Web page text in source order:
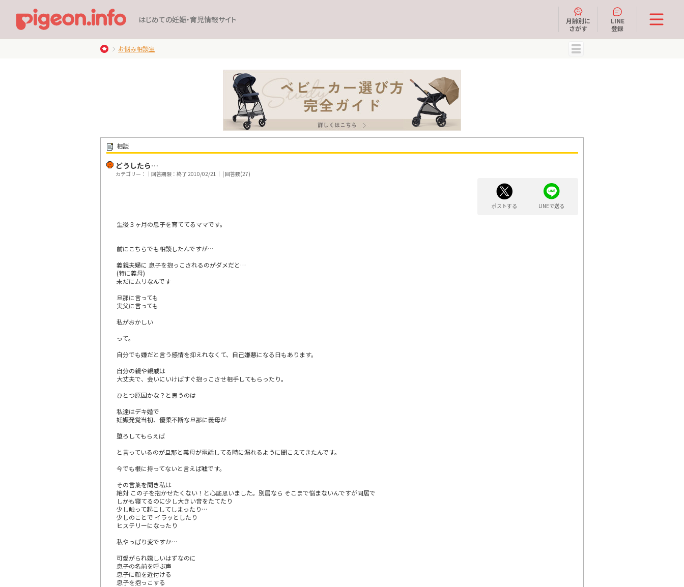
はじめての妊娠・育児情報サイト
月齢別に
さがす
LINE
登録
お悩み相談室
相談
どうしたら…
カテゴリー：｜回答期限：終了 2010/02/21｜ | 回答数(27)
ポストする LINEで送る
生後３ヶ月の息子を育ててるママです。
前にこちらでも相談したんですが…
義親夫婦に 息子を抱っこされるのがダメだと…
(特に義母)
未だにムリなんです
旦那に言っても
実父に言っても
私がおかしい
って。
自分でも嫌だと言う感情を抑えれなくて、自己嫌悪になる日もあります。
自分の親や親戚は
大丈夫で、会いにいけばすぐ抱っこさせ相手してもらったり。
ひとつ原因かな？と思うのは
私達はデキ婚で
妊娠発覚当初、優柔不断な旦那に義母が
堕ろしてもらえば
と言っているのが旦那と義母が電話してる時に漏れるように聞こえてきたんです。
今でも根に持ってないと言えば嘘です。
その言葉を聞き私は
絶対 この子を抱かせたくない！と心底思いました。別居なら そこまで悩まないんですが同居で
しかも寝てるのに少し大きい音をたてたり
少し触って起こしてしまったり…
少しのことで イラッとしたり
ヒステリーになったり
私やっぱり変ですか…
可愛がられ嬉しいはずなのに
息子の名前を呼ぶ声
息子に顔を近付ける
息子を抱っこする